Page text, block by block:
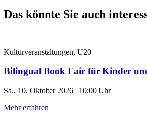
Das könnte Sie auch
Kulturveranstaltungen, U20
Bilingual Book Fair für Kinder
Sa., 10. Oktober 2026 | 10:00 Uhr
Mehr erfahren